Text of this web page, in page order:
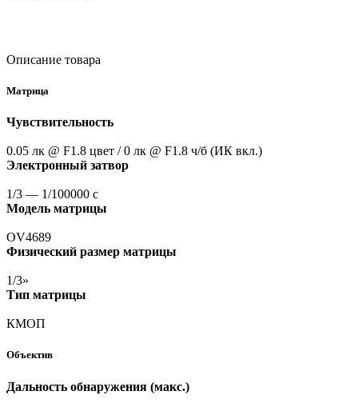
Описание товара
Матрица
Чувствительность
0.05 лк @ F1.8 цвет / 0 лк @ F1.8 ч/б (ИК вкл.)
Электронный затвор
1/3 — 1/100000 с
Модель матрицы
OV4689
Физический размер матрицы
1/3»
Тип матрицы
КМОП
Объектив
Дальность обнаружения (макс.)